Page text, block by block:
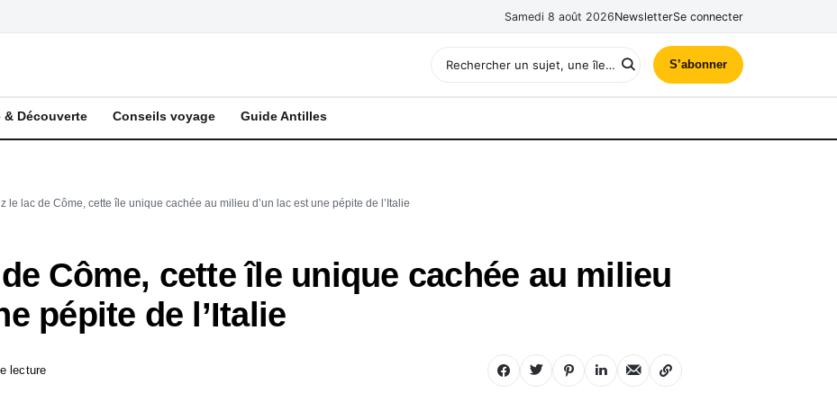
Samedi 8 août 2026NewsletterSe connecter
S’abonner
& Découverte Conseils voyage Guide Antilles
le lac de Côme, cette île unique cachée au milieu d’un lac est une pépite de l’Italie
Côme, cette île unique cachée au milieu
pépite de l’Italie
lecture